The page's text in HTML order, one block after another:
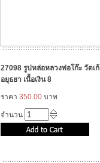
27098 รูปหล่อหลวงพ่อโก๊ะ วัดเ
อยุธยา เนื้อเงิน 8
ราคา 350.00 บาท
จำนวน